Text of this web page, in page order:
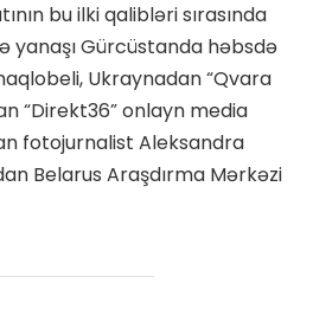
bu ilki qalibləri sırasında
yanaşı Gürcüstanda həbsdə
Ukraynadan “Qvara
“Direkt36” onlayn media
fotojurnalist Aleksandra
Belarus Araşdırma Mərkəzi